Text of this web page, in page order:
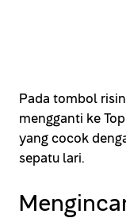
Pada tombol
mengganti ke
yang cocok
sepatu lari.